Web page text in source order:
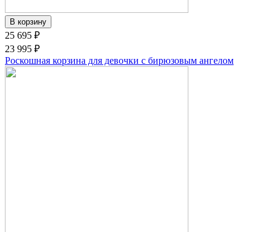
25 695 ₽
23 995 ₽
Роскошная корзина для девочки с бирюзовым ангелом